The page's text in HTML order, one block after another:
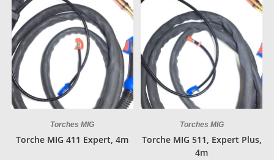
Torches MIG
Torche MIG 411 Expert, 4m
Torches MIG
Torche MIG 511, Expert Plus,
4m